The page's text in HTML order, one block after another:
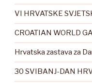
VI HRVATSKE
CROATIAN WORLD
Hrvatska zastava za
30 SVIBANJ-DAN